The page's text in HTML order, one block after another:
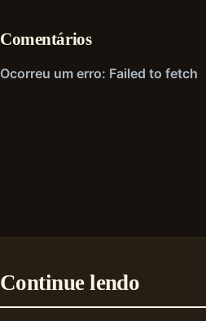
Comentários
Continue lendo